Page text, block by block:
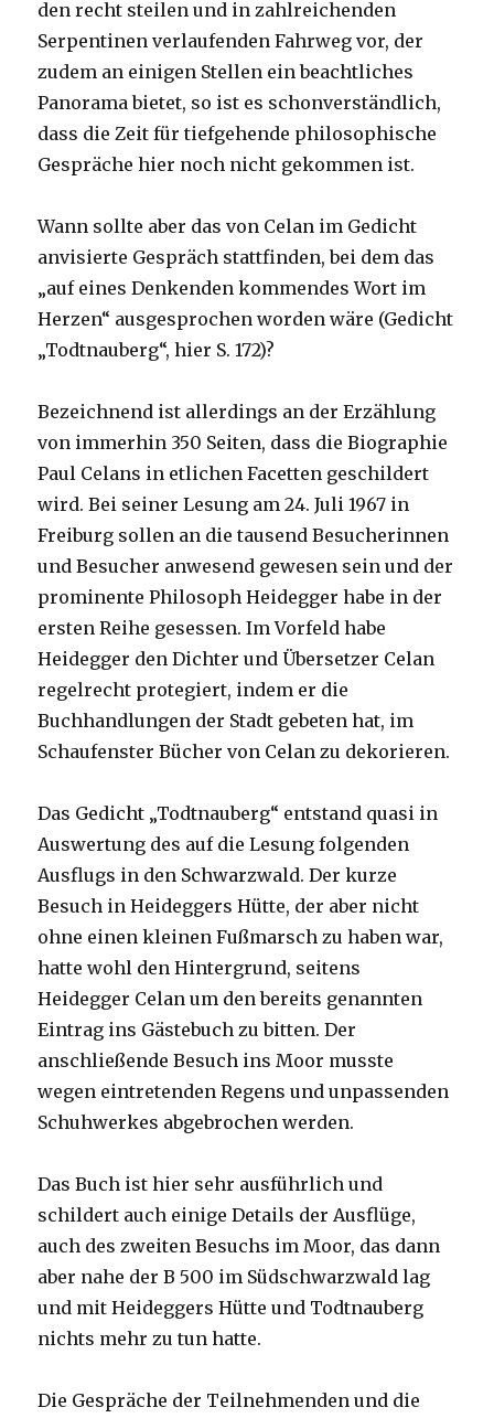
den recht steilen und in zahlreichenden
Serpentinen verlaufenden Fahrweg vor, der
zudem an einigen Stellen ein beachtliches
Panorama bietet, so ist es schonverständlich,
dass die Zeit für tiefgehende philosophische
Gespräche hier noch nicht gekommen ist.
Wann sollte aber das von Celan im Gedicht
anvisierte Gespräch stattfinden, bei dem das
„auf eines Denkenden kommendes Wort im
Herzen“ ausgesprochen worden wäre (Gedicht
„Todtnauberg“, hier S. 172)?
Bezeichnend ist allerdings an der Erzählung
von immerhin 350 Seiten, dass die Biographie
Paul Celans in etlichen Facetten geschildert
wird. Bei seiner Lesung am 24. Juli 1967 in
Freiburg sollen an die tausend Besucherinnen
und Besucher anwesend gewesen sein und der
prominente Philosoph Heidegger habe in der
ersten Reihe gesessen. Im Vorfeld habe
Heidegger den Dichter und Übersetzer Celan
regelrecht protegiert, indem er die
Buchhandlungen der Stadt gebeten hat, im
Schaufenster Bücher von Celan zu dekorieren.
Das Gedicht „Todtnauberg“ entstand quasi in
Auswertung des auf die Lesung folgenden
Ausflugs in den Schwarzwald. Der kurze
Besuch in Heideggers Hütte, der aber nicht
ohne einen kleinen Fußmarsch zu haben war,
hatte wohl den Hintergrund, seitens
Heidegger Celan um den bereits genannten
Eintrag ins Gästebuch zu bitten. Der
anschließende Besuch ins Moor musste
wegen eintretenden Regens und unpassenden
Schuhwerkes abgebrochen werden.
Das Buch ist hier sehr ausführlich und
schildert auch einige Details der Ausflüge,
auch des zweiten Besuchs im Moor, das dann
aber nahe der B 500 im Südschwarzwald lag
und mit Heideggers Hütte und Todtnauberg
nichts mehr zu tun hatte.
Die Gespräche der Teilnehmenden und die